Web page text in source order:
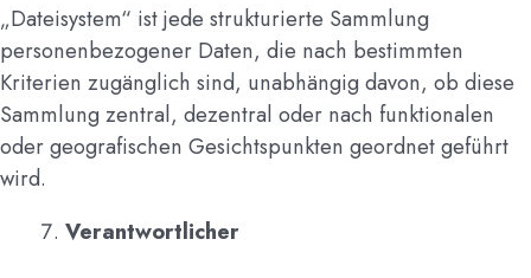
„Dateisystem“ ist jede strukturierte Sammlung
personenbezogener Daten, die nach bestimmten
Kriterien zugänglich sind, unabhängig davon, ob diese
Sammlung zentral, dezentral oder nach funktionalen
oder geografischen Gesichtspunkten geordnet geführt
wird.
Verantwortlicher